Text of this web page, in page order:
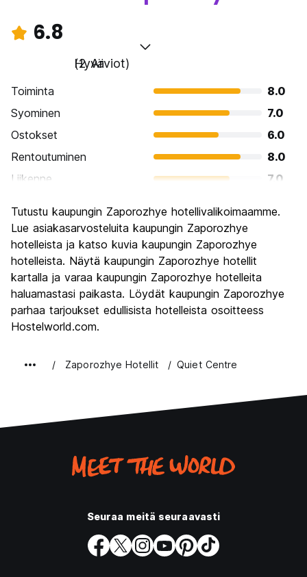
6.8
Hyvä
(2 Arviot)
Toiminta
8.0
Syominen
7.0
Ostokset
6.0
Rentoutuminen
8.0
Liikenne
7.0
Kulttuuri
Yöelämä
Rahanarvoinen
Tutustu kaupungin Zaporozhye hotellivalikoimaamme.
Lue asiakasarvosteluita kaupungin Zaporozhye
hotelleista ja katso kuvia kaupungin Zaporozhye
hotelleista. Näytä kaupungin Zaporozhye hotellit
kartalla ja varaa kaupungin Zaporozhye hotelleita
haluamastasi paikasta. Löydät kaupungin Zaporozhye
parhaa tarjoukset edullisista hotelleista osoitteess
Hostelworld.com.
Zaporozhye Hotellit Quiet Centre
Seuraa meitä seuraavasti